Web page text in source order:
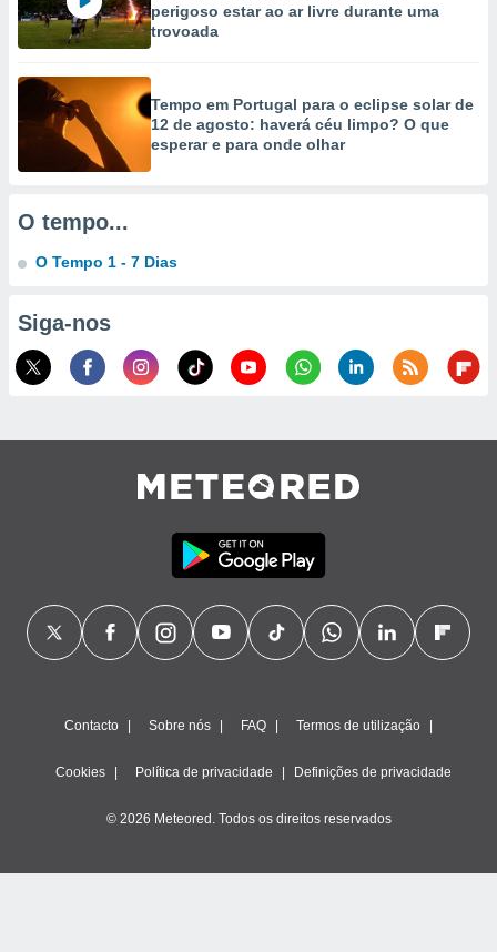
perigoso estar ao ar livre durante uma
trovoada
Tempo em Portugal para o eclipse solar de
12 de agosto: haverá céu limpo? O que
esperar e para onde olhar
O tempo...
O Tempo 1 - 7 Dias
Siga-nos
Contacto Sobre nós FAQ Termos de utilização
Cookies Política de privacidade Definições de privacidade
© 2026 Meteored. Todos os direitos reservados